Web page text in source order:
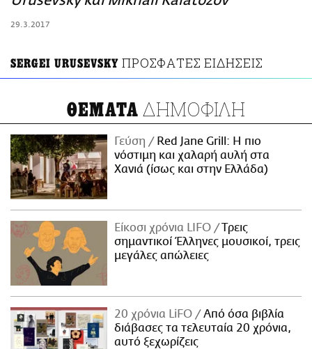
29.3.2017
SERGEI URUSEVSKY ΠΡΟΣΦΑΤΕΣ ΕΙΔΗΣΕΙΣ
ΘΕΜΑΤΑ ΔΗΜΟΦΙΛΗ
Γεύση
Red Jane Grill: Η πιο
νόστιμη και χαλαρή αυλή στα
Χανιά (ίσως και στην Ελλάδα)
Είκοσι χρόνια LIFO
Tρεις
σημαντικοί Έλληνες μουσικοί, τρεις
μεγάλες απώλειες
20 χρόνια LiFO
Από όσα βιβλία
διάβασες τα τελευταία 20 χρόνια,
αυτό ξεχωρίζεις